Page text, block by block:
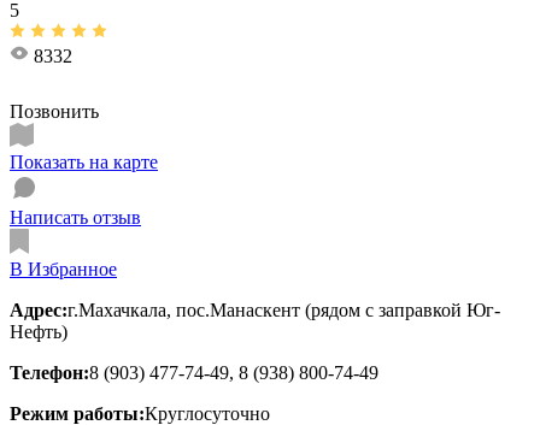
5
8332
Позвонить
Показать на карте
Написать отзыв
В Избранное
Адрес:г.Махачкала, пос.Манаскент (рядом с заправкой Юг-
Нефть)
Телефон:8 (903) 477-74-49, 8 (938) 800-74-49
Режим работы:Круглосуточно